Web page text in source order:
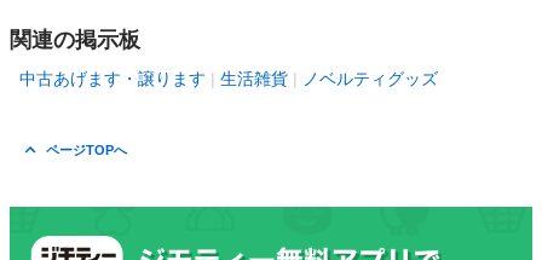
関連の掲示板
中古あげます・譲ります 生活雑貨 ノベルティグッズ
ページTOPへ